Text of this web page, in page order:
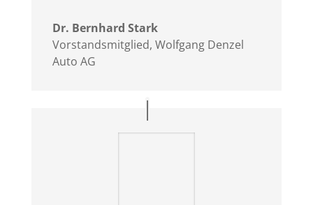
Dr. Bernhard Stark
Vorstandsmitglied, Wolfgang Denzel
Auto AG